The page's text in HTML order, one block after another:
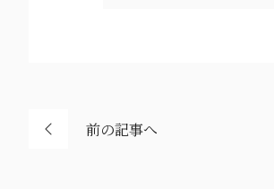
前の記事へ